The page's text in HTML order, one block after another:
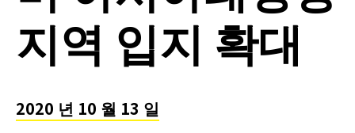
지역 입지 확대
2020 년 10 월 13 일